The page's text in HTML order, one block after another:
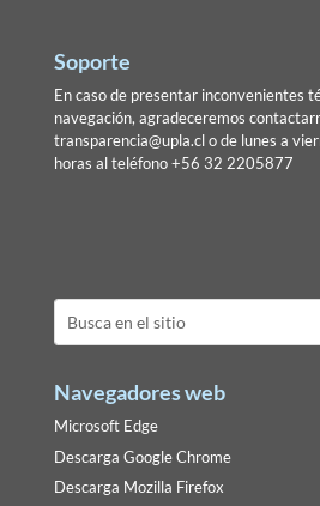
Soporte
En caso de presentar inconvenientes
navegación, agradeceremos
transparencia@upla.clo de lunes a
horas al teléfono +56 32 2205877
Navegadores web
Microsoft Edge
Descarga Google Chrome
Descarga Mozilla Firefox